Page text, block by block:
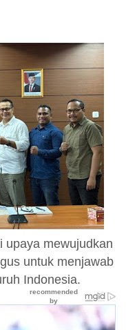
upaya mewujudkan
untuk menjawab
Indonesia.